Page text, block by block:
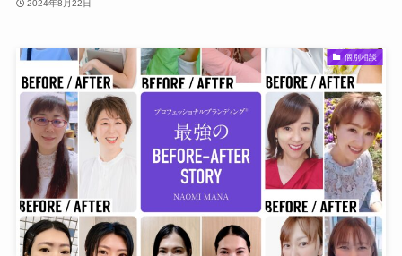
2024年8月22日
個別相談